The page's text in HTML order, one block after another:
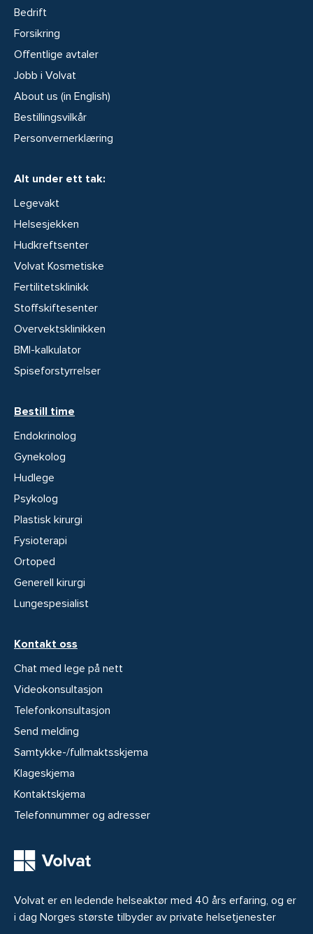
Volvat er en ledende helseaktør med 40 års erfaring, og er
i dag Norges største tilbyder av private helsetjenester
Bedrift
Forsikring
Offentlige avtaler
Jobb i Volvat
About us (in English)
Bestillingsvilkår
Personvernerklæring
Alt under ett tak:
Legevakt
Helsesjekken
Hudkreftsenter
Volvat Kosmetiske
Fertilitetsklinikk
Stoffskiftesenter
Overvektsklinikken
BMI-kalkulator
Spiseforstyrrelser
Bestill time
Endokrinolog
Gynekolog
Hudlege
Psykolog
Plastisk kirurgi
Fysioterapi
Ortoped
Generell kirurgi
Lungespesialist
Kontakt oss
Chat med lege på nett
Videokonsultasjon
Telefonkonsultasjon
Send melding
Samtykke-/fullmaktsskjema
Klageskjema
Kontaktskjema
Telefonnummer og adresser